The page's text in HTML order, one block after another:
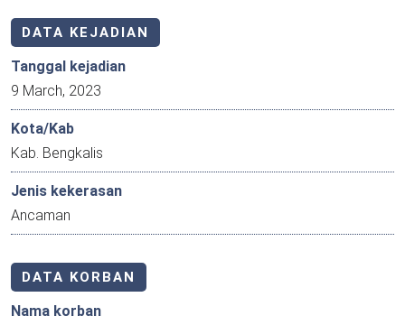
DATA KEJADIAN
Tanggal kejadian
9 March, 2023
Kota/Kab
Kab. Bengkalis
Jenis kekerasan
Ancaman
DATA KORBAN
Nama korban